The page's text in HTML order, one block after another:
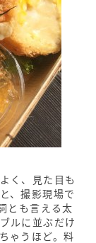
く、見た目も
、撮影現場で
とも言える太
ルに並ぶだけ
ゃうほど。料